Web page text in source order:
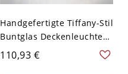
Handgefertigte Tiffany-Stil
Buntglas Deckenleuchte
halbeingelassen - 110V-
120V Orange-Blau
110,93 €